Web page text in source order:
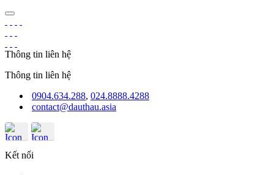
Thông tin liên hệ
Thông tin liên hệ
0904.634.288, 024.8888.4288
contact@dauthau.asia
Kết nối